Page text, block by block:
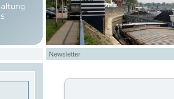
Newsletter